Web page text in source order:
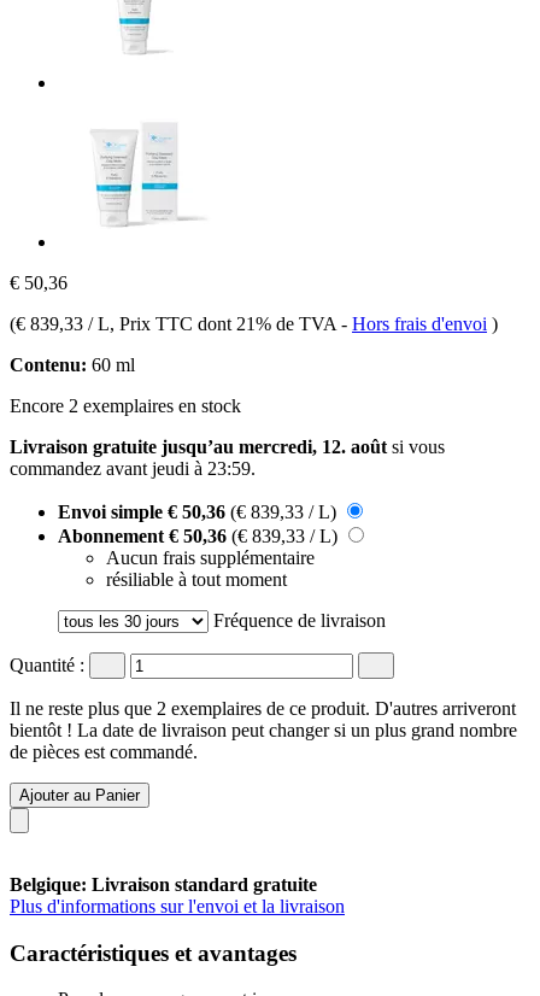
€ 50,36
(€ 839,33 / L, Prix TTC dont 21% de TVA - Hors frais d'envoi )
Contenu: 60 ml
Encore 2 exemplaires en stock
Livraison gratuite jusqu’au mercredi, 12. août si vous
commandez avant jeudi à 23:59.
Envoi simple € 50,36 (€ 839,33 / L)
Abonnement € 50,36 (€ 839,33 / L)
Aucun frais supplémentaire
résiliable à tout moment
Fréquence de livraison
Quantité :
Il ne reste plus que 2 exemplaires de ce produit. D'autres arriveront
bientôt ! La date de livraison peut changer si un plus grand nombre
de pièces est commandé.
Ajouter au Panier
Belgique: Livraison standard gratuite
Plus d'informations sur l'envoi et la livraison
Caractéristiques et avantages